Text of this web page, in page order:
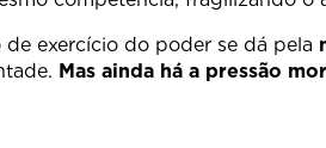
exercício do poder se dá pela
Mas ainda há a pressão